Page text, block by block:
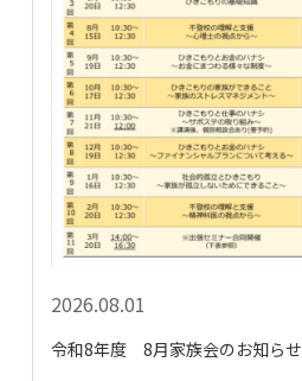
2026.08.01
令和8年度 8月家族会のお知らせ